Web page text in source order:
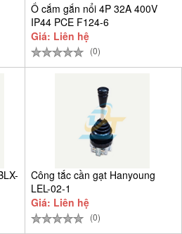
Ổ cắm gắn nổi 4P 32A 400V
IP44 PCE F124-6
Giá: Liên hệ
(0)
Công tắc cần gạt Hanyoung
LEL-02-1
Giá: Liên hệ
(0)